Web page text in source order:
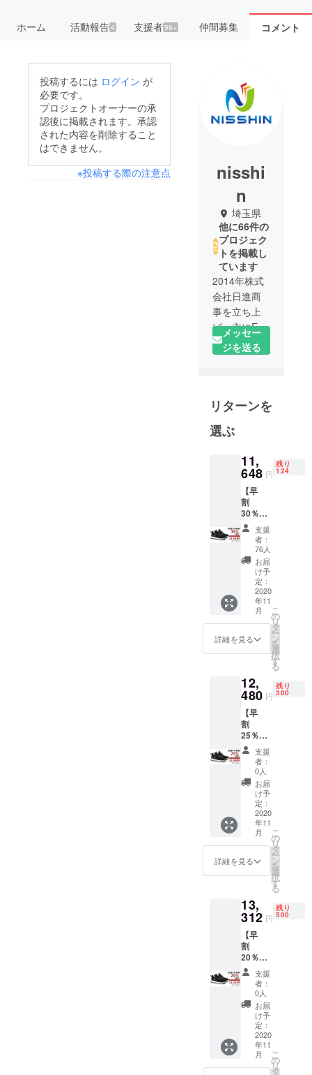
ホーム 活動報告4 支援者99+ 仲間募集 コメント
投稿するには ログイン が
必要です。
プロジェクトオーナーの承
認後に掲載されます。承認
された内容を削除すること
はできません。
※投稿する際の注意点
nisshi
n
埼玉県
他に66件の
プロジェク
トを掲載し
ています
2014年株式
会社日進商
事を立ち上
げ、主にEC
サイトで
ネット
ります。
グラウド
ング事業を
展開しまし
た。日本未
上陸なもの
を中心とし
た面白い役
に立つ製品
を提供し、
さまざまな
活動を行っ
す。
社日進商事
2.業務責任
者 小林
3.お問い合わ
せ先 通信
部 小林
4.メールアド
レス
hanahana16
88@yahoo.c
o.jp
メッセー
ジを送る
リターンを
選ぶ
11,
648 円
残り
124
【早
割
30％OF
F】 究
極の防
水・呼
吸する
スニー
カー
「VOB
O-ウォ
ボ-」×1
※2色お
選びい
ただけ
ます。
年11月
上旬に
お届け
する予
定です
が、生
産、配
送状況
により
遅れる
可能性
もござ
いま
す。 ※
送料込
の価格
となり
※商品の
デザイ
ンに関
しまし
ては一
部変更
になる
可能性
もござ
いま
す。ご
了承く
ださ
い。 ※
一般販
売予定
価格
支援
者：
76人
お届
け予
定：
2020
年11
月
詳細を見る
こ
の
リ
タ
ー
ン
を
選
択
す
る
12,
480 円
残り
300
【早
割
25％OF
F】 究
極の防
水・呼
吸する
スニー
カー
「VOB
O-ウォ
ボ-」×1
※2色お
選びい
ただけ
ます。
年11月
上旬に
お届け
する予
定です
が、生
産、配
送状況
により
遅れる
可能性
もござ
いま
す。 ※
送料込
の価格
支援
者：
0人
お届
け予
定：
2020
年11
月
詳細を見る
こ
の
リ
タ
ー
ン
を
選
択
す
る
13,
312 円
残り
500
【早
割
20％OF
F】 究
極の防
水・呼
吸する
スニー
カー
「VOB
O-ウォ
ボ-」×1
※2色お
支援
者：
0人
お届
け予
定：
2020
年11
月
こ
の
リ
タ